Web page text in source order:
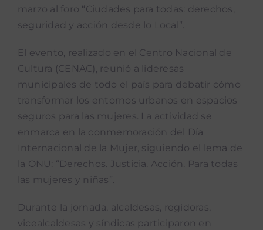
marzo al foro “Ciudades para todas: derechos,
seguridad y acción desde lo Local”.
El evento, realizado en el Centro Nacional de
Cultura (CENAC), reunió a lideresas
municipales de todo el país para debatir cómo
transformar los entornos urbanos en espacios
seguros para las mujeres. La actividad se
enmarca en la conmemoración del Día
Internacional de la Mujer, siguiendo el lema de
la ONU: “Derechos. Justicia. Acción. Para todas
las mujeres y niñas”.
Durante la jornada, alcaldesas, regidoras,
vicealcaldesas y síndicas participaron en